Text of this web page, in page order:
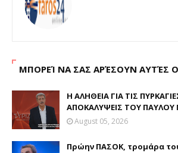
ΜΠΟΡΕΊ ΝΑ ΣΑΣ ΑΡΈΣΟΥΝ ΑΥΤΈΣ
Η ΑΛΗΘΕΙΑ ΓΙΑ ΤΙΣ
ΑΠΟΚΑΛΥΨΕΙΣ ΤΟΥ ΠΑΥΛΟΥ
August 05, 2026
Πρώην ΠΑΣΟΚ, τρομάρα